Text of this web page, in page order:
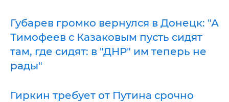
Губарев громко вернулся в Донецк: "А
Тимофеев с Казаковым пусть сидят
там, где сидят: в "ДНР" им теперь не
рады"
Гиркин требует от Путина срочно